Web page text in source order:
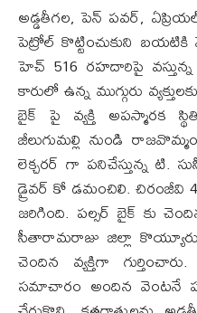
అడ్డతీగల, పెన్ పవర్,
పెట్రోల్ కొట్టించుకుని బయటికి
హెచ్ 516 రహదారిపై
కారులో ఉన్న ముగ్గురు
బైక్ పై వ్యక్తి అపస్మారక
జీలుగుమల్లి నుండి
లెక్చరర్ గా పనిచేస్తున్న టి.
డ్రైవర్ కో డమంచిలి. చిరంజీవి
జరిగింది. పల్సర్ బైక్ కు
సీతారామరాజు జిల్లా
చెందిన వ్యక్తిగా
సమాచారం అందిన వెంటనే